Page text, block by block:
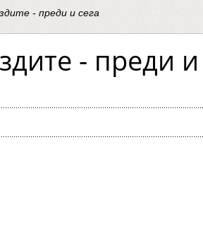
- преди и сега
- преди и